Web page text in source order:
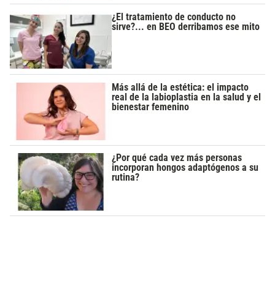
¿El tratamiento de conducto no
sirve?... en BEO derribamos ese mito
Más allá de la estética: el impacto
real de la labioplastia en la salud y el
bienestar femenino
¿Por qué cada vez más personas
incorporan hongos adaptógenos a su
rutina?